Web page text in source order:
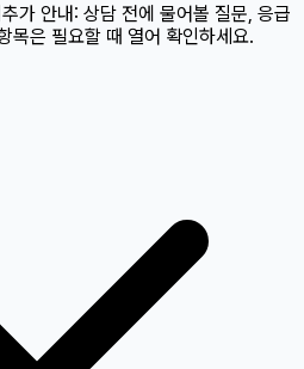
추가 안내: 상담 전에 물어볼 질문, 응급
목은 필요할 때 열어 확인하세요.